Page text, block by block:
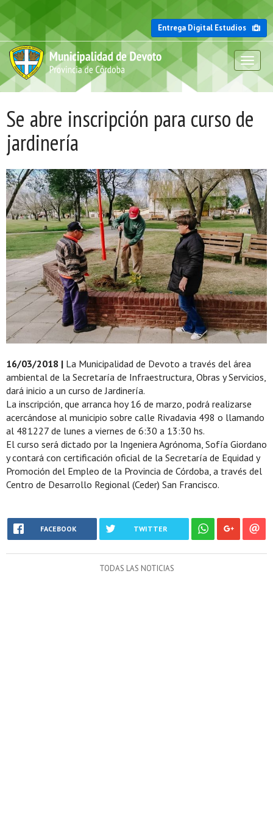
Entrega Digital Estudios
Se abre inscripción para curso de
jardinería
16/03/2018 | La Municipalidad de Devoto a través del área
ambiental de la Secretaría de Infraestructura, Obras y Servicios,
dará inicio a un curso de Jardinería.
La inscripción, que arranca hoy 16 de marzo, podrá realizarse
acercándose al municipio sobre calle Rivadavia 498 o llamando
al 481227 de lunes a viernes de 6:30 a 13:30 hs.
El curso será dictado por la Ingeniera Agrónoma, Sofía Giordano
y contará con certificación oficial de la Secretaría de Equidad y
Promoción del Empleo de la Provincia de Córdoba, a través del
Centro de Desarrollo Regional (Ceder) San Francisco.
FACEBOOK TWITTER
TODAS LAS NOTICIAS